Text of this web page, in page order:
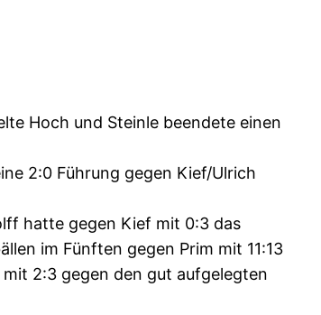
Hoch und Steinle beendete einen
2:0 Führung gegen Kief/Ulrich
hatte gegen Kief mit 0:3 das
im Fünften gegen Prim mit 11:13
2:3 gegen den gut aufgelegten